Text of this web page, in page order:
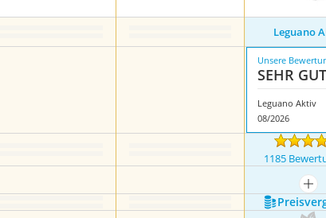
Leguano
Unsere
SEHR GUT
Leguano Aktiv
08/2026
1185